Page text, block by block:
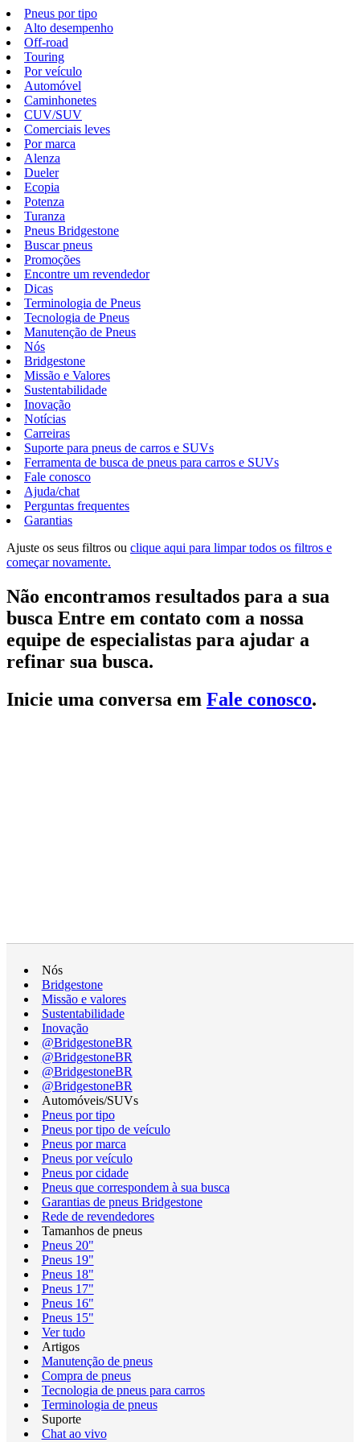
Pneus por tipo
Alto desempenho
Off-road
Touring
Por veículo
Automóvel
Caminhonetes
CUV/SUV
Comerciais leves
Por marca
Alenza
Dueler
Ecopia
Potenza
Turanza
Pneus Bridgestone
Buscar pneus
Promoções
Encontre um revendedor
Dicas
Terminologia de Pneus
Tecnologia de Pneus
Manutenção de Pneus
Nós
Bridgestone
Missão e Valores
Sustentabilidade
Inovação
Notícias
Carreiras
Suporte para pneus de carros e SUVs
Ferramenta de busca de pneus para carros e SUVs
Fale conosco
Ajuda/chat
Perguntas frequentes
Garantias
Ajuste os seus filtros ou clique aqui para limpar todos os filtros e
começar novamente.
Não encontramos resultados para a sua
busca Entre em contato com a nossa
equipe de especialistas para ajudar a
refinar sua busca.
Inicie uma conversa em Fale conosco.
Nós
Bridgestone
Missão e valores
Sustentabilidade
Inovação
@BridgestoneBR
@BridgestoneBR
@BridgestoneBR
@BridgestoneBR
Automóveis/SUVs
Pneus por tipo
Pneus por tipo de veículo
Pneus por marca
Pneus por veículo
Pneus por cidade
Pneus que correspondem à sua busca
Garantias de pneus Bridgestone
Rede de revendedores
Tamanhos de pneus
Pneus 20"
Pneus 19"
Pneus 18"
Pneus 17"
Pneus 16"
Pneus 15"
Ver tudo
Artigos
Manutenção de pneus
Compra de pneus
Tecnologia de pneus para carros
Terminologia de pneus
Suporte
Chat ao vivo